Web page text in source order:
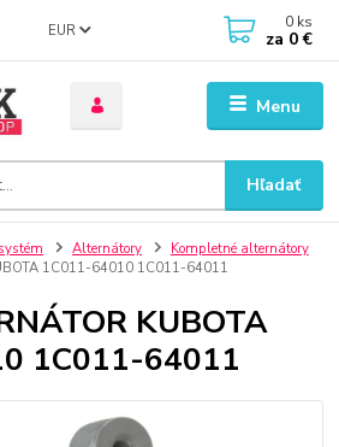
Menu
EUR
Hľadať
0 ks
za 0 €
Alternátory
Kompletné alternátory
1C011-64010 1C011-64011
KUBOTA
1C011-64011